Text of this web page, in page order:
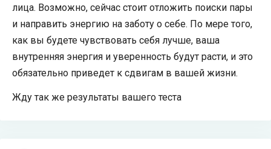
лица. Возможно, сейчас стоит отложить поиски пары
и направить энергию на заботу о себе. По мере того,
как вы будете чувствовать себя лучше, ваша
внутренняя энергия и уверенность будут расти, и это
обязательно приведет к сдвигам в вашей жизни.
Жду так же результаты вашего теста